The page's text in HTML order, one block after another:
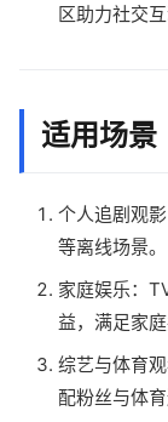
区助力社交互
适用场景
个人追剧观
等离线场景。
家庭娱乐：
益，满足家庭
综艺与体育
配粉丝与体育